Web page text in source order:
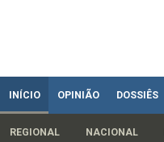
INÍCIO OPINIÃO DOSSIÊS
REGIONAL NACIONAL